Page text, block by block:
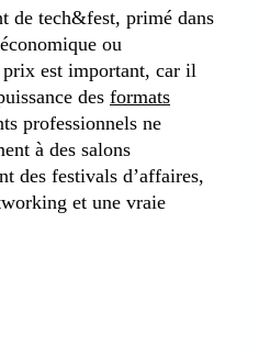
de tech&fest, primé dans
ou
est important, car il
des formats
professionnels ne
à des salons
des festivals d’affaires,
et une vraie